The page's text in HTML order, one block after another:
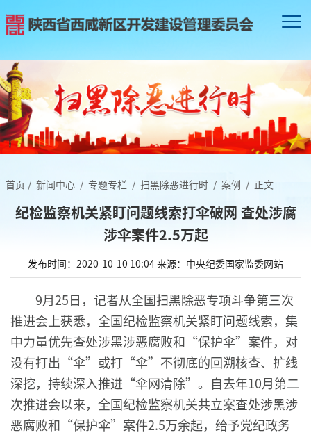
首页 / 新闻中心 / 专题专栏 / 扫黑除恶进行时 / 案例 / 正文
纪检监察机关紧盯问题线索打伞破网 查处涉腐
涉伞案件2.5万起
发布时间：2020-10-10 10:04来源：中央纪委国家监委网站
9月25日，记者从全国扫黑除恶专项斗争第三次
推进会上获悉，全国纪检监察机关紧盯问题线索，集
中力量优先查处涉黑涉恶腐败和“保护伞”案件，对
没有打出“伞”或打“伞”不彻底的回溯核查、扩线
深挖，持续深入推进“伞网清除”。自去年10月第二
次推进会以来，全国纪检监察机关共立案查处涉黑涉
恶腐败和“保护伞”案件2.5万余起，给予党纪政务